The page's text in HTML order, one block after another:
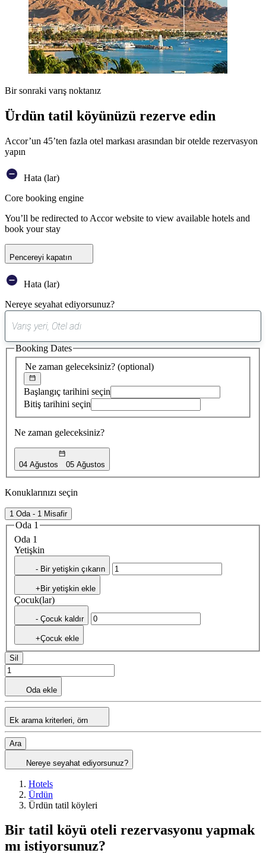
Bir sonraki varış noktanız
Ürdün tatil köyünüzü rezerve edin
Accor’un 45’ten fazla otel markası arasından bir otelde rezervasyon
yapın
Hata (lar)
Core booking engine
You’ll be redirected to Accor website to view available hotels and
book your stay
Pencereyi kapatın
Hata (lar)
Nereye seyahat ediyorsunuz?
öneri
bulundu
Ne zaman geleceksiniz? (optional)
Başlangıç tarihini seçin
Bitiş tarihini seçin
Ne zaman geleceksiniz?
04 Ağustos 05 Ağustos
Booking Dates
Konuklarınızı seçin
1 Oda - 1 Misafir
Oda 1
Oda 1
Yetişkin
- Bir yetişkin çıkarın
+Bir yetişkin ekle
Çocuk(lar)
- Çocuk kaldır
+Çocuk ekle
Sil
Oda ekle
Ek arama kriterleri, örn
Ara
Nereye seyahat ediyorsunuz?
Hotels
Ürdün
Ürdün tatil köyleri
Bir tatil köyü oteli rezervasyonu yapmak
mı istiyorsunuz?